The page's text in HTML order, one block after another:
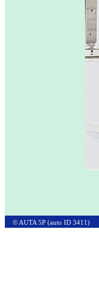
© AUTA 5P (auto ID 3411)